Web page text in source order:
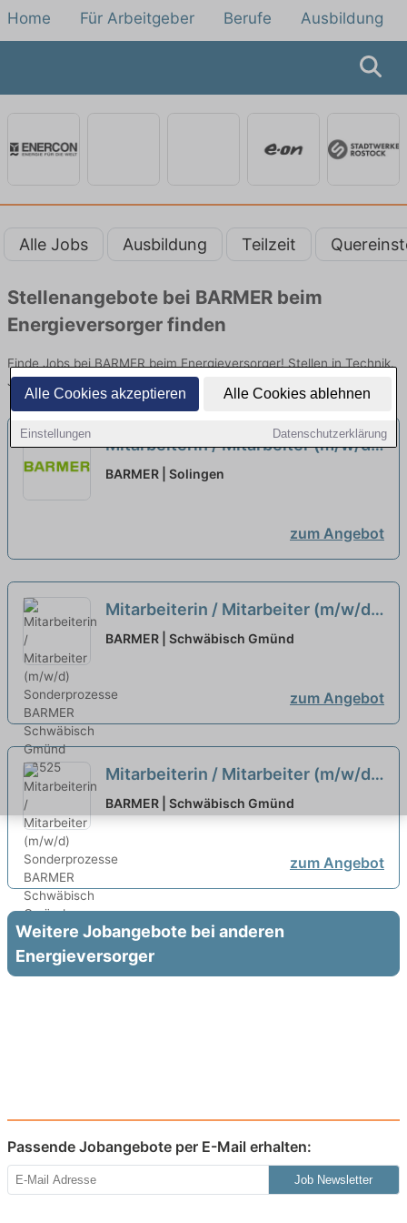
Alle Cookies akzeptieren Alle Cookies ablehnen
Einstellungen Datenschutzerklärung
Home Für Arbeitgeber Berufe Ausbildung
Alle Jobs Ausbildung Teilzeit
Stellenangebote bei BARMER beim
Energieversorger finden
Finde Jobs bei BARMER beim Energieversorger! Stellen in Technik.
Jetzt bewerben!
Mitarbeiterin / Mitarbeiter (m/w/d)
in der Postsortierung /
BARMER | Solingen
zum Angebot
Mitarbeiterin / Mitarbeiter (m/w/d)
Sonderprozesse neu
BARMER | Schwäbisch Gmünd
zum Angebot
Mitarbeiterin / Mitarbeiter (m/w/d)
Sonderprozesse neu
BARMER | Schwäbisch Gmünd
zum Angebot
Weitere Jobangebote bei anderen
Energieversorger
Passende Jobangebote per E-Mail erhalten:
Job Newsletter